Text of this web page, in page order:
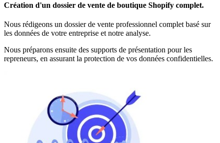
Création d'un dossier de vente de boutique Shopify complet.
Nous rédigeons un dossier de vente professionnel complet basé sur
les données de votre entreprise et notre analyse.
Nous préparons ensuite des supports de présentation pour les
repreneurs, en assurant la protection de vos données confidentielles.